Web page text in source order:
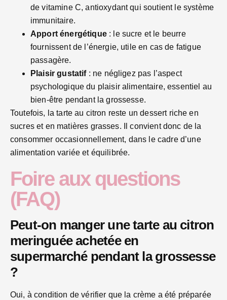
de vitamine C, antioxydant qui soutient le système
immunitaire.
Apport énergétique: le sucre et le beurre
fournissent de l’énergie, utile en cas de fatigue
passagère.
Plaisir gustatif: ne négligez pas l’aspect
psychologique du plaisir alimentaire, essentiel au
bien-être pendant la grossesse.
Toutefois, la tarte au citron reste un dessert riche en
sucres et en matières grasses. Il convient donc de la
consommer occasionnellement, dans le cadre d’une
alimentation variée et équilibrée.
Foire aux questions
(FAQ)
Peut-on manger une tarte au citron
meringuée achetée en
supermarché pendant la grossesse
?
Oui, à condition de vérifier que la crème a été préparée